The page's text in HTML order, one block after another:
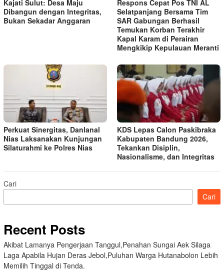
Kajati Sulut: Desa Maju
Dibangun dengan Integritas,
Bukan Sekadar Anggaran
Respons Cepat Pos TNI AL
Selatpanjang Bersama Tim
SAR Gabungan Berhasil
Temukan Korban Terakhir
Kapal Karam di Perairan
Mengkikip Kepulauan Meranti
Perkuat Sinergitas, Danlanal
Nias Laksanakan Kunjungan
Silaturahmi ke Polres Nias
KDS Lepas Calon Paskibraka
Kabupaten Bandung 2026,
Tekankan Disiplin,
Nasionalisme, dan Integritas
Cari
Cari
Recent Posts
Akibat Lamanya Pengerjaan Tanggul,Penahan Sungai Aek Silaga
Laga Apabila Hujan Deras Jebol,Puluhan Warga Hutanabolon Lebih
Memilih Tinggal di Tenda.